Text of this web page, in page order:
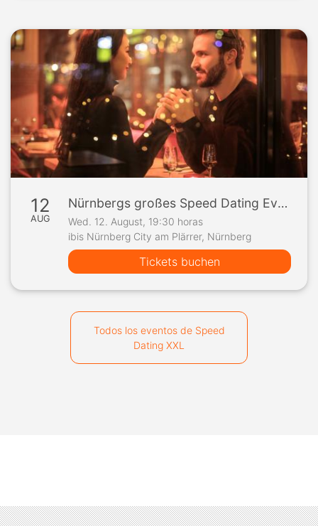
12
AUG
Nürnbergs großes Speed Dating Event
Wed. 12. August, 19:30 horas
ibis Nürnberg City am Plärrer, Nürnberg
Tickets buchen
Todos los eventos de Speed
Dating XXL